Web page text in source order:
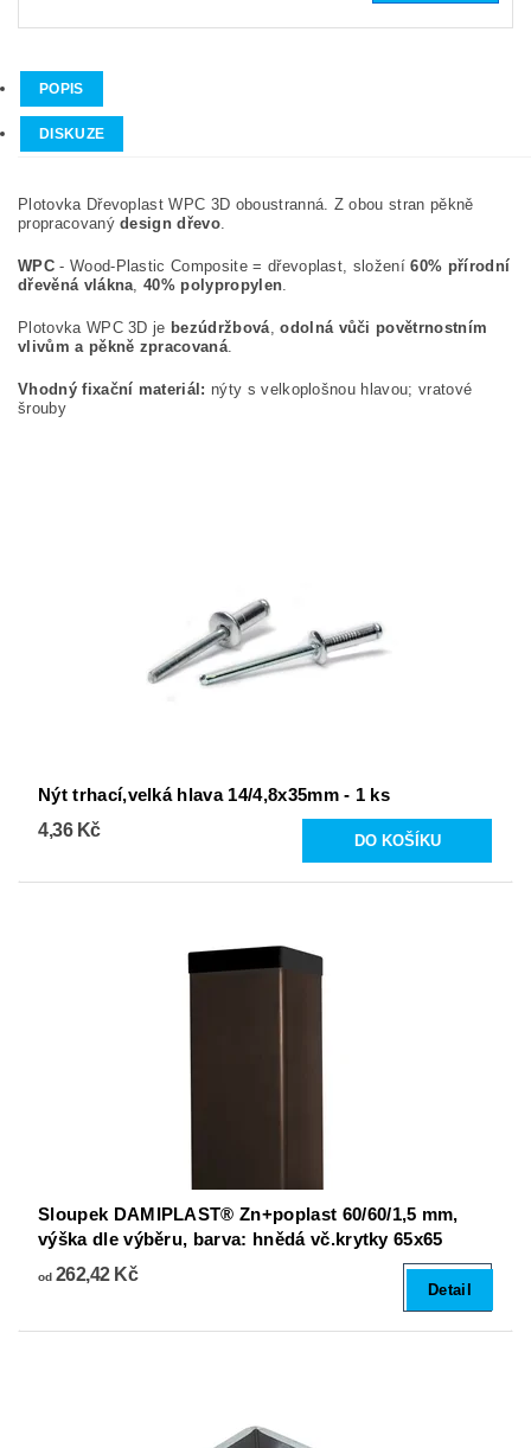
POPIS
DISKUZE
Plotovka Dřevoplast WPC 3D oboustranná. Z obou stran pěkně
propracovanýdesign dřevo
WPC- Wood-Plastic Composite = dřevoplast, složení60% přírodní
dřevěná vlákna ,40% polypropylen
Plotovka WPC 3D je bezúdržbová ,odolná vůči povětrnostním
vlivům a pěkně zpracovaná
Vhodný fixační materiál: nýty s velkoplošnou hlavou; vratové
šrouby
Nýt trhací,velká hlava 14/4,8x35mm - 1 ks
4,36 Kč
Sloupek DAMIPLAST® Zn+poplast 60/60/1,5 mm,
výška dle výběru, barva: hnědá vč.krytky 65x65
od262,42 Kč
Detail